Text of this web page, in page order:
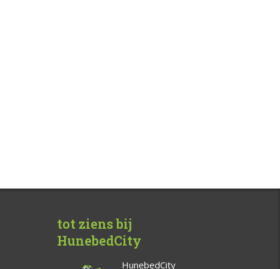
tot ziens bij
HunebedCity
HunebedCity